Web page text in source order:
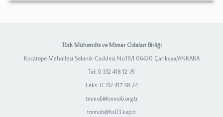
Türk Mühendis ve Mimar Odaları Birliği
Kocatepe Mahallesi Selanik Caddesi No:19/1 06420 Çankaya/ANKARA
Tel: 0 312 418 12 75
Faks: 0 312 417 48 24
tmmob@tmmob.org.tr
tmmob@hs03.kep.tr